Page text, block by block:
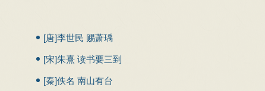
兄弟，不如友生”，这叹惜是沉痛的，也是有史实根据的。西周时
》的作者，是周公抑或召穆公，尚难定论；但有一点可肯定，诗
饮的欢乐气氛中所唱之诗，因此，在短暂的低沉后，音调又转为
[唐]李世民 赐萧瑀
[宋]朱熹 读书要三到
[秦]佚名 南山有台